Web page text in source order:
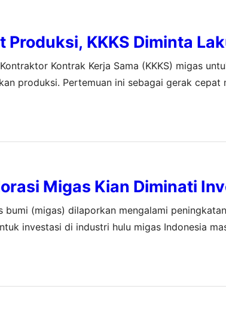
Produksi, KKKS Diminta
Kontrak Kerja Sama (KKKS) migas
produksi. Pertemuan ini sebagai gerak cepat
dan Gas Bumi.…
Migas Kian Diminati
(migas) dilaporkan mengalami
investasi di industri hulu migas Indonesia